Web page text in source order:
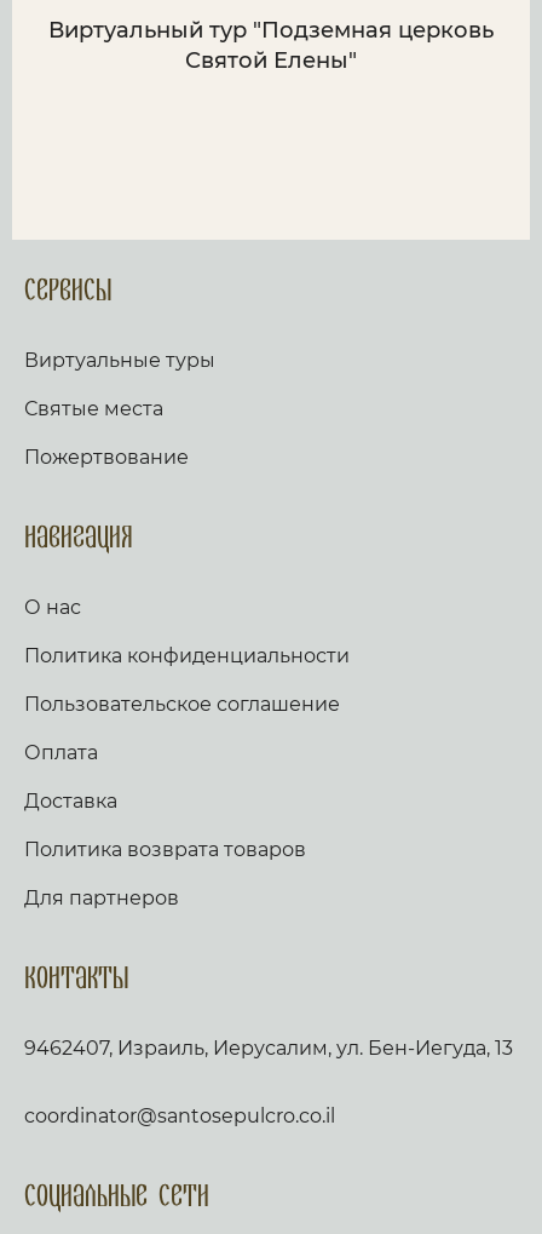
Виртуальный тур "Подземная церковь
Святой Елены"
Сервисы
Виртуальные туры
Святые места
Пожертвование
Навигация
О нас
Политика конфиденциальности
Пользовательское соглашение
Оплата
Доставка
Политика возврата товаров
Для партнеров
Контакты
9462407, Израиль, Иерусалим, ул. Бен-Иегуда, 13
coordinator@santosepulcro.co.il
Социальные сети